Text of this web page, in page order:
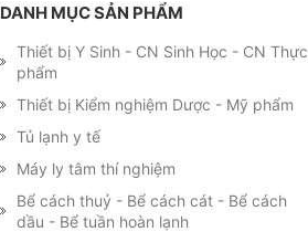
DANH MỤC SẢN PHẨM
Thiết bị Y Sinh - CN Sinh Học - CN Thực
phẩm
Thiết bị Kiểm nghiệm Dược - Mỹ phẩm
Tủ lạnh y tế
Máy ly tâm thí nghiệm
Bể cách thuỷ - Bể cách cát - Bể cách
dầu - Bể tuần hoàn lạnh